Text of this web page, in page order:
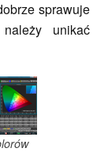
sprawuje
unikać